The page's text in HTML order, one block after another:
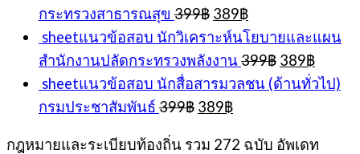
กระทรวงสาธารณสุข 399฿ Original
price
was:
399฿.
389฿Current
price
is:
389฿.
sheetแนวข้อสอบ นักวิเคราะห์นโยบายและแผน
สำนักงานปลัดกระทรวงพลังงาน 399฿ Original
price
was:
389฿
price
is:
sheetแนวข้อสอบ นักสื่อสารมวลชน (ด้านทั่วไป)
กรมประชาสัมพันธ์ 399฿ Original
was:
389฿Current
is:
กฎหมายและระเบียบท้องถิ่น รวม 272 ฉบับ อัพเดท